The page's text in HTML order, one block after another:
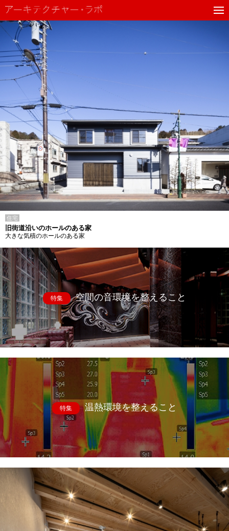
住宅
旧街道沿いのホールのある家
大きな気積のホールのある家
特集 空間の音環境を整えること
特集 温熱環境を整えること